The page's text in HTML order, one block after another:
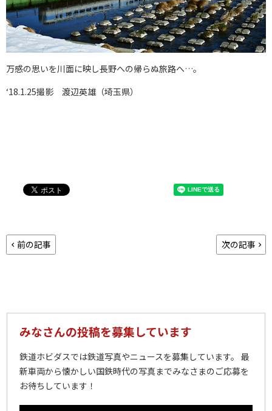
万感の思いを川面に映し長野への帰らぬ旅路へ…。
‘18.1.25撮影 渡辺英雄（埼玉県）
前の記事 次の記事
みなさんの投稿を募集しています
鉄道ホビダスでは鉄道写真やニュースを募集しています。 最
新車両から懐かしい国鉄時代の写真までみなさまのご応募を
お待ちしています！